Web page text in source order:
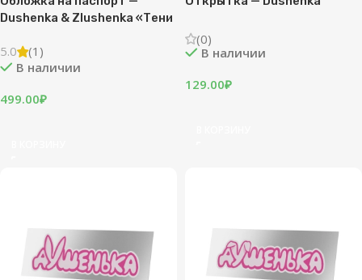
Dushenka & Zlushenka «Тени
5.0
(1)
В наличии
499.00₽
(0)
В наличии
129.00₽